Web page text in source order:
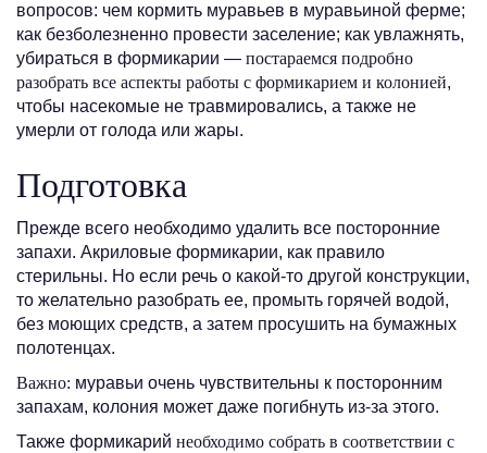
вопросов: чем кормить муравьев в муравьиной ферме;
как безболезненно провести заселение; как увлажнять,
убираться в формикарии — постараемся подробно
разобрать все аспекты работы с формикарием и колонией,
чтобы насекомые не травмировались, а также не
умерли от голода или жары.
Подготовка
Прежде всего необходимо удалить все посторонние
запахи. Акриловые формикарии, как правило
стерильны. Но если речь о какой-то другой конструкции,
то желательно разобрать ее, промыть горячей водой,
без моющих средств, а затем просушить на бумажных
полотенцах.
Важно: муравьи очень чувствительны к посторонним
запахам, колония может даже погибнуть из-за этого.
Также формикарий необходимо собрать в соответствии с